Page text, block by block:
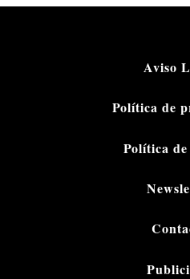
Aviso
Política de
Política